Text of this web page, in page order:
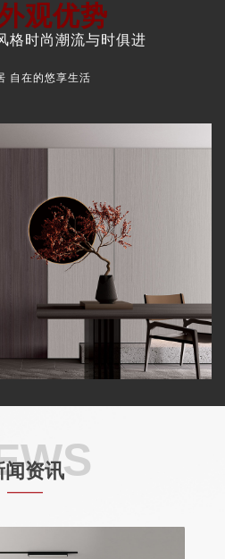
观优势
格时尚潮流与时俱进
自在的悠享生活
闻资讯
——